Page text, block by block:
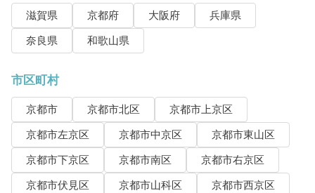
滋賀県 京都府 大阪府
兵庫県
奈良県
和歌山県
市区町村
京都市 京都市北区
京都市上京区
京都市左京区
京都市中京区
京都市東山区
京都市下京区
京都市南区
京都市右京区
京都市伏見区
京都市山科区
京都市西京区